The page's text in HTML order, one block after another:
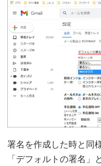
署名を作成した時と同
「デフォルトの署名」